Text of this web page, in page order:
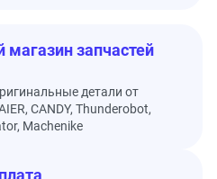
запчастей
детали от
CANDY, Thunderobot,
Machenike